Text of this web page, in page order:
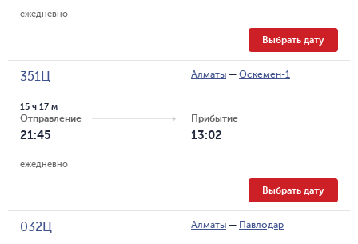
ежедневно
Выбрать дату
351Ц Алматы — Оскемен-1
Отправление
21:45
15 ч 17 м
Прибытие
13:02
ежедневно
Выбрать дату
032Ц Алматы — Павлодар